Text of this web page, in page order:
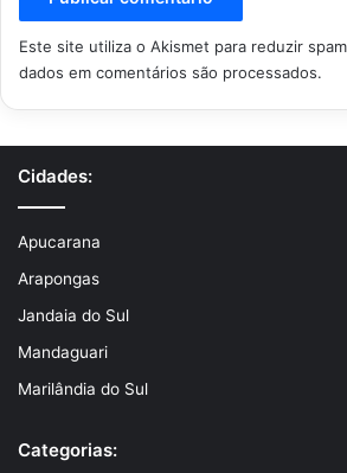
Este site utiliza o Akismet para reduzir
dados em comentários são processados.
Cidades:
Apucarana
Arapongas
Jandaia do Sul
Mandaguari
Marilândia do Sul
Categorias: